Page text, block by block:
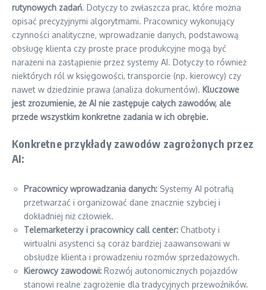
rutynowych zadań. Dotyczy to zwłaszcza prac, które można
opisać precyzyjnymi algorytmami. Pracownicy wykonujący
czynności analityczne, wprowadzanie danych, podstawową
obsługę klienta czy proste prace produkcyjne mogą być
narażeni na zastąpienie przez systemy AI. Dotyczy to również
niektórych ról w księgowości, transporcie (np. kierowcy) czy
nawet w dziedzinie prawa (analiza dokumentów). Kluczowe
jest zrozumienie, że AI nie zastępuje całych zawodów, ale
przede wszystkim konkretne zadania w ich obrębie.
Konkretne przykłady zawodów zagrożonych przez
AI:
Pracownicy wprowadzania danych: Systemy AI potrafią
przetwarzać i organizować dane znacznie szybciej i
dokładniej niż człowiek.
Telemarketerzy i pracownicy call center: Chatboty i
wirtualni asystenci są coraz bardziej zaawansowani w
obsłudze klienta i prowadzeniu rozmów sprzedażowych.
Kierowcy zawodowi: Rozwój autonomicznych pojazdów
stanowi realne zagrożenie dla tradycyjnych przewoźników.